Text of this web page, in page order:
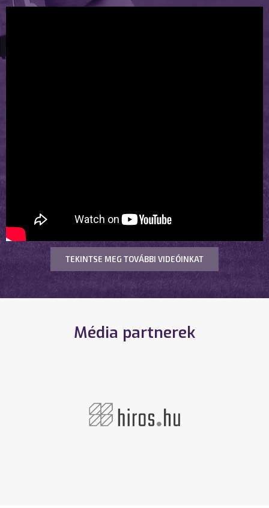
TEKINTSE MEG TOVÁBBI VIDEÓINKAT
Média partnerek